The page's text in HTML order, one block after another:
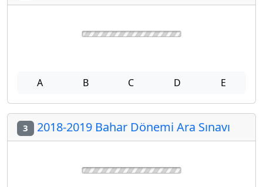
A B C D E
3 2018-2019 Bahar Dönemi Ara Sınavı